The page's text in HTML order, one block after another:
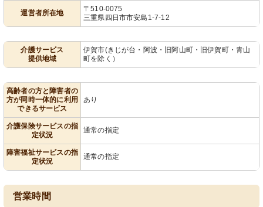
運営者所在地
〒510-0075
三重県四日市市安島1-7-12
介護サービス
提供地域
伊賀市(きじが台・阿波・旧阿山町・旧伊賀町・青山
町を除く）
高齢者の方と障害者の
方が同時一体的に利用
できるサービス
あり
介護保険サービスの指
定状況
通常の指定
障害福祉サービスの指
定状況
通常の指定
営業時間